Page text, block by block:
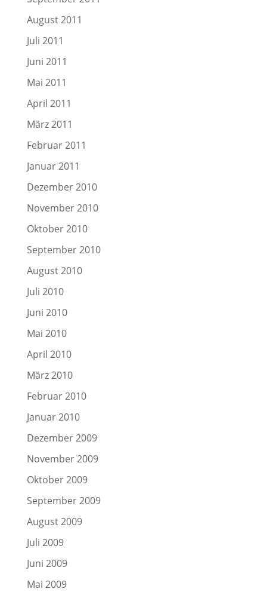
August 2011
Juli 2011
Juni 2011
Mai 2011
April 2011
März 2011
Februar 2011
Januar 2011
Dezember 2010
November 2010
Oktober 2010
September 2010
August 2010
Juli 2010
Juni 2010
Mai 2010
April 2010
März 2010
Februar 2010
Januar 2010
Dezember 2009
November 2009
Oktober 2009
September 2009
August 2009
Juli 2009
Juni 2009
Mai 2009